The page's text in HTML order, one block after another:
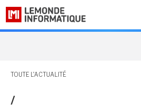
TOUTE L'ACTUALITÉ
/